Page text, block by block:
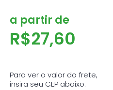
a partir de
R$27,60
Para ver o valor do frete,
insira seu CEP abaixo: